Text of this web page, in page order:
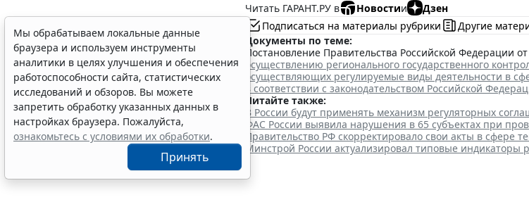
Читать ГАРАНТ.РУ в
Новостии
Дзен
Подписаться на материалы рубрики
Другие
Документы по теме:
Постановление Правительства Российской Федерации
осуществлению регионального государственного
осуществляющих регулируемые виды деятельности в
в соответствии с законодательством Российской
Читайте также:
В России будут применять механизм регуляторных
ФАС России выявила нарушения в 65 субъектах при
Правительство РФ скорректировало свои акты в сфере
Минстрой России актуализировал типовые индикаторы
Мы обрабатываем локальные данные
браузера и используем инструменты
аналитики в целях улучшения и обеспечения
работоспособности сайта, статистических
исследований и обзоров. Вы можете
запретить обработку указанных данных в
настройках браузера. Пожалуйста,
ознакомьтесь с условиями их обработки.
Принять